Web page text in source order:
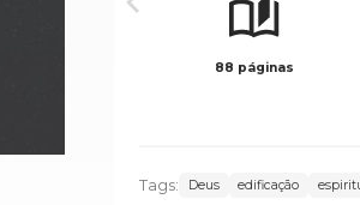
88 páginas
Tags: Deus edificação